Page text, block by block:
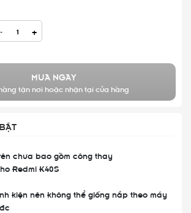
- +
MUA NGAY
tận nơi hoặc nhận tại cửa hàng
chưa bao gồm công thay
Redmi K40S
kiện nên không thể giống nắp theo máy